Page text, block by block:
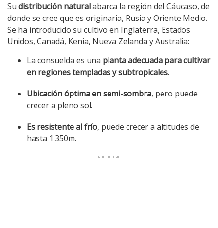
Su distribución naturalabarca la región del Cáucaso, de
donde se cree que es originaria, Rusia y Oriente Medio.
Se ha introducido su cultivo en Inglaterra, Estados
Unidos, Canadá, Kenia, Nueva Zelanda y Australia:
La consuelda es una planta adecuada para cultivar
en regiones templadas y subtropicales.
Ubicación óptima en semi-sombra, pero puede
crecer a pleno sol.
Es resistente al frío, puede crecer a altitudes de
hasta 1.350m.